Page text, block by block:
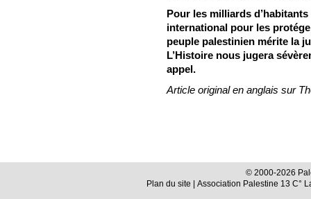
Pour les milliards
international pour les
peuple palestinien mérite la
L’Histoire nous jugera
appel.
Article original en anglais sur
© 2000-2026
Plan du site | Association Palestine 13 C°